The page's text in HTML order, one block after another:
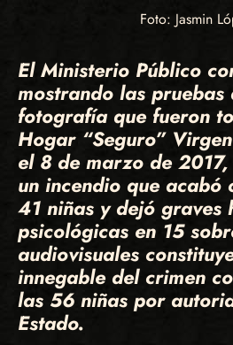
Foto: Jasmin
El Ministerio Público
mostrando las pruebas
fotografía que fueron
Hogar “Seguro”
el 8 de marzo de
un incendio que acabó
41 niñas y dejó graves
psicológicas en 15
audiovisuales
innegable del crimen
las 56 niñas por
Estado.